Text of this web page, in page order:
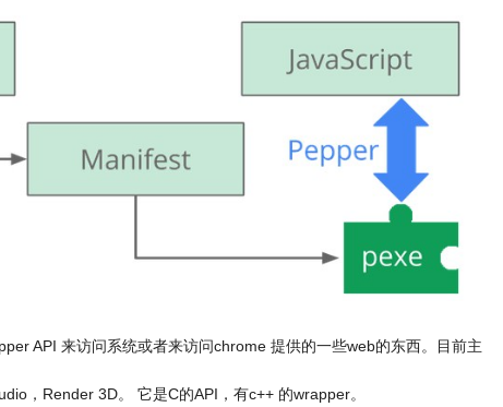
API 来访问系统或者来访问chrome 提供的一些web的东西。目前主
，Render 3D。 它是C的API，有c++ 的wrapper。